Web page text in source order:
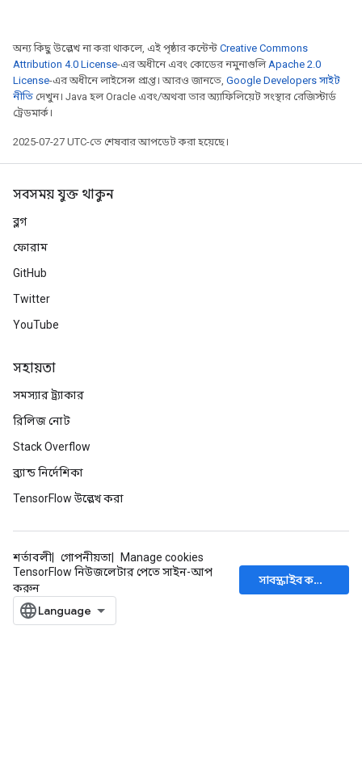
অন্য কিছু উল্লেখ না করা থাকলে, এই পৃষ্ঠার কন্টেন্ট Creative Commons
Attribution 4.0 License-এর অধীনে এবং কোডের নমুনাগুলিApache 2.0
License-এর অধীনে লাইসেন্স প্রাপ্ত। আরও জানতে, Google Developers সাইট
নীতি দেখুন। Java হল Oracle এবং/অথবা তার অ্যাফিলিয়েট সংস্থার রেজিস্টার্ড
ট্রেডমার্ক।
2025-07-27 UTC-তে শেষবার আপডেট করা হয়েছে।
সবসময় যুক্ত থাকুন
ব্লগ
ফোরাম
GitHub
Twitter
YouTube
সহায়তা
সমস্যার ট্র্যাকার
রিলিজ নোট
Stack Overflow
ব্র্যান্ড নির্দেশিকা
TensorFlow উল্লেখ করা
শর্তাবলী গোপনীয়তা
Manage cookies
TensorFlow নিউজলেটার পেতে সাইন-আপ
করুন
সাবস্ক্রাইব করুন